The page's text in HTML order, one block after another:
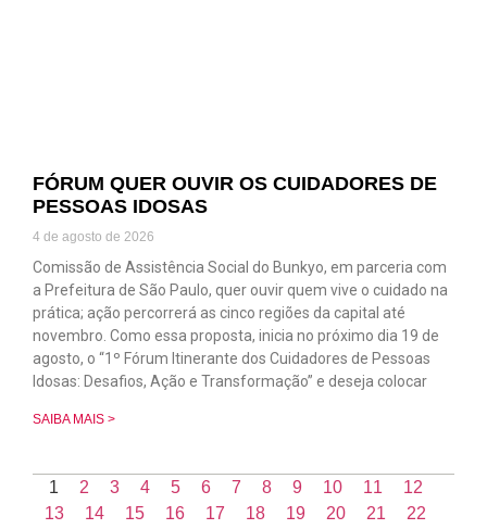
FÓRUM QUER OUVIR OS CUIDADORES DE
PESSOAS IDOSAS
4 de agosto de 2026
Comissão de Assistência Social do Bunkyo, em parceria com
a Prefeitura de São Paulo, quer ouvir quem vive o cuidado na
prática; ação percorrerá as cinco regiões da capital até
novembro. Como essa proposta, inicia no próximo dia 19 de
agosto, o “1º Fórum Itinerante dos Cuidadores de Pessoas
Idosas: Desafios, Ação e Transformação” e deseja colocar
SAIBA MAIS >
1 2 3 4 5 6 7 8 9 10 11
12
13
14 15 16 17 18 19 20 21
22